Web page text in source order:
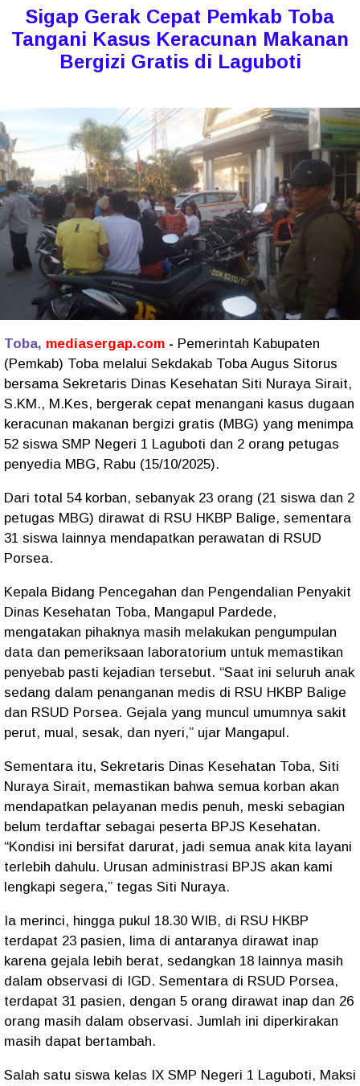
Sigap Gerak Cepat Pemkab Toba
Tangani Kasus Keracunan Makanan
Bergizi Gratis di Laguboti
Toba, mediasergap.com - Pemerintah Kabupaten
(Pemkab) Toba melalui Sekdakab Toba Augus Sitorus
bersama Sekretaris Dinas Kesehatan Siti Nuraya Sirait,
S.KM., M.Kes, bergerak cepat menangani kasus dugaan
keracunan makanan bergizi gratis (MBG) yang menimpa
52 siswa SMP Negeri 1 Laguboti dan 2 orang petugas
penyedia MBG, Rabu (15/10/2025).
Dari total 54 korban, sebanyak 23 orang (21 siswa dan 2
petugas MBG) dirawat di RSU HKBP Balige, sementara
31 siswa lainnya mendapatkan perawatan di RSUD
Porsea.
Kepala Bidang Pencegahan dan Pengendalian Penyakit
Dinas Kesehatan Toba, Mangapul Pardede,
mengatakan pihaknya masih melakukan pengumpulan
data dan pemeriksaan laboratorium untuk memastikan
penyebab pasti kejadian tersebut. “Saat ini seluruh anak
sedang dalam penanganan medis di RSU HKBP Balige
dan RSUD Porsea. Gejala yang muncul umumnya sakit
perut, mual, sesak, dan nyeri,” ujar Mangapul.
Sementara itu, Sekretaris Dinas Kesehatan Toba, Siti
Nuraya Sirait, memastikan bahwa semua korban akan
mendapatkan pelayanan medis penuh, meski sebagian
belum terdaftar sebagai peserta BPJS Kesehatan.
“Kondisi ini bersifat darurat, jadi semua anak kita layani
terlebih dahulu. Urusan administrasi BPJS akan kami
lengkapi segera,” tegas Siti Nuraya.
Ia merinci, hingga pukul 18.30 WIB, di RSU HKBP
terdapat 23 pasien, lima di antaranya dirawat inap
karena gejala lebih berat, sedangkan 18 lainnya masih
dalam observasi di IGD. Sementara di RSUD Porsea,
terdapat 31 pasien, dengan 5 orang dirawat inap dan 26
orang masih dalam observasi. Jumlah ini diperkirakan
masih dapat bertambah.
Salah satu siswa kelas IX SMP Negeri 1 Laguboti, Maksi